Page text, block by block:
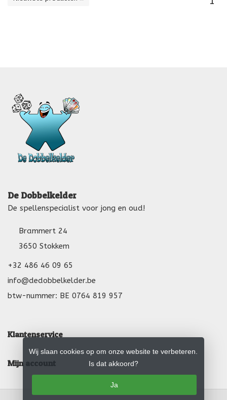
De Dobbelkelder
De spellenspecialist voor jong en oud!
Brammert 24
3650 Stokkem
+32 486 46 09 65
info@dedobbelkelder.be
btw-nummer: BE 0764 819 957
Klantenservice
Mijn account
Wij slaan cookies op om onze website te verbeteren.
Is dat akkoord?
Ja